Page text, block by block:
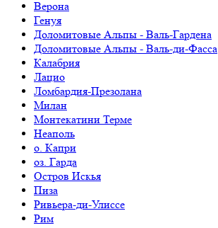
Верона
Генуя
Доломитовые Альпы - Валь-Гардена
Доломитовые Альпы - Валь-ди-Фасса
Калабрия
Лацио
Ломбардия-Презолана
Милан
Монтекатини Терме
Неаполь
о. Капри
оз. Гарда
Остров Искья
Пиза
Ривьера-ди-Улиссе
Рим